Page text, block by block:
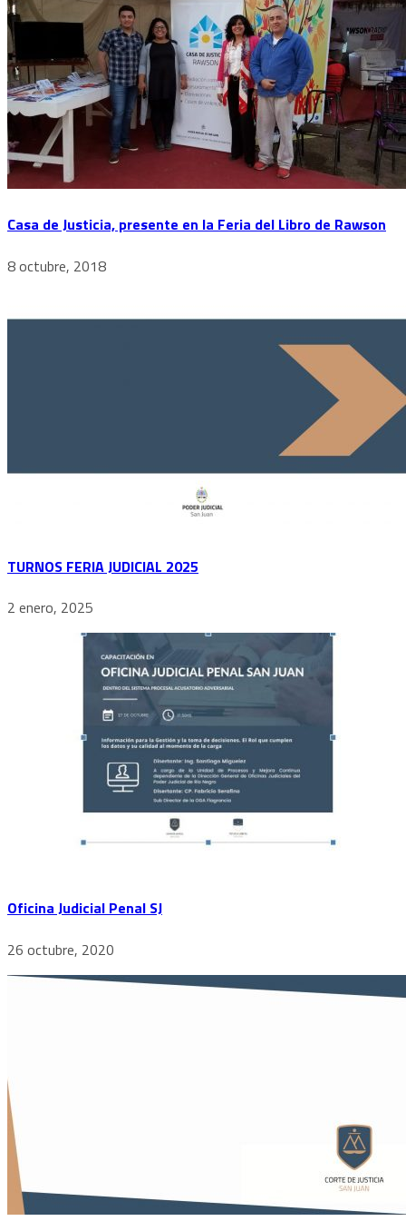
Casa de Justicia, presente en la Feria del Libro de Rawson
8 octubre, 2018
TURNOS FERIA JUDICIAL 2025
2 enero, 2025
Oficina Judicial Penal SJ
26 octubre, 2020